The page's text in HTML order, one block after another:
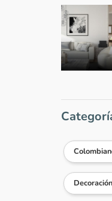
Decoración